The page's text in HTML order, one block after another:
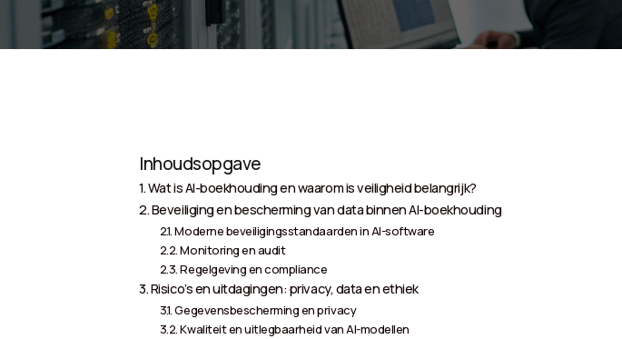
Inhoudsopgave
Wat is AI-boekhouding en waarom is veiligheid belangrijk?
Beveiliging en bescherming van data binnen AI-boekhouding
Moderne beveiligingsstandaarden in AI-software
Monitoring en audit
Regelgeving en compliance
Risico’s en uitdagingen: privacy, data en ethiek
Gegevensbescherming en privacy
Kwaliteit en uitlegbaarheid van AI-modellen